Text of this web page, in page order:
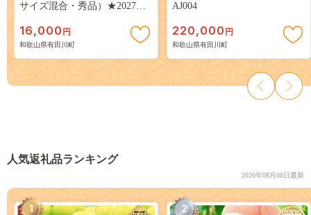
サイズ混合・秀品）★2027年1
16,000 円
和歌山県有田川町
AJ004
220,000 円
和歌山県有田川町
人気返礼品ランキング
2026年08月08日最新
1 2